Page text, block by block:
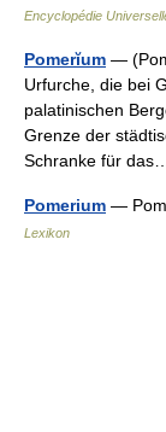
Encyclopédie
Pomerĭum —
Urfurche, die bei
palatinischen
Grenze der
Schranke für
Pomerium —
Lexikon